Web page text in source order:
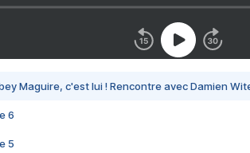
Maguire, c'est lui ! Rencontre avec Damien
6
5